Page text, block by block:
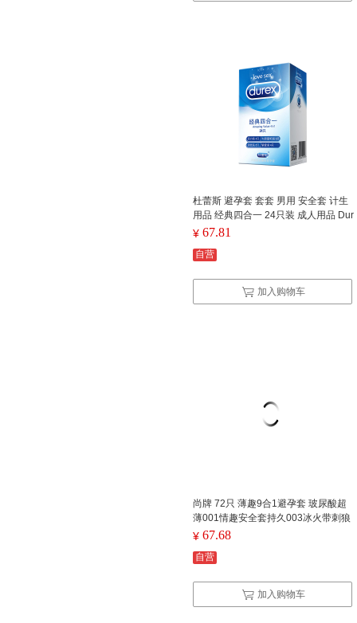
杜蕾斯 避孕套 套套 男用 安全套 计生
用品 经典四合一 24只装 成人用品 Dur
ex（单位：盒）
¥ 67.81
自营
加入购物车
尚牌 72只 薄趣9合1避孕套 玻尿酸超
薄001情趣安全套持久003冰火带刺狼
牙套凸点螺纹大颗粒计生用品（单位：
¥ 67.68
自营
加入购物车